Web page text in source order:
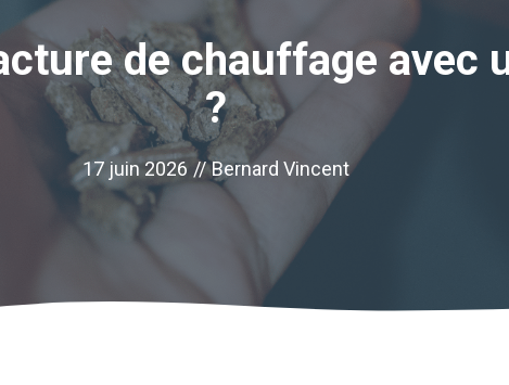
de chauffage avec
?
17 juin 2026 // Bernard Vincent